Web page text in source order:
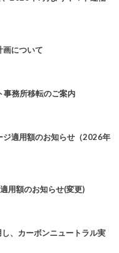
画について
事務所移転のご案内
ジ適用額のお知らせ（2026年
用額のお知らせ(変更)
、カーボンニュートラル実